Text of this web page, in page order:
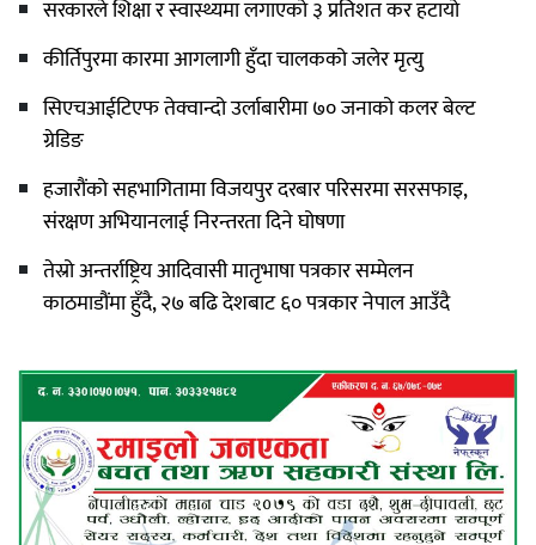
सरकारले शिक्षा र स्वास्थ्यमा लगाएको ३ प्रतिशत कर हटायो
कीर्तिपुरमा कारमा आगलागी हुँदा चालकको जलेर मृत्यु
सिएचआईटिएफ तेक्वान्दो उर्लाबारीमा ७० जनाको कलर बेल्ट
ग्रेडिङ
हजारौंको सहभागितामा विजयपुर दरबार परिसरमा सरसफाइ,
संरक्षण अभियानलाई निरन्तरता दिने घोषणा
तेस्रो अन्तर्राष्ट्रिय आदिवासी मातृभाषा पत्रकार सम्मेलन
काठमाडौंमा हुँदै, २७ बढि देशबाट ६० पत्रकार नेपाल आउँदै